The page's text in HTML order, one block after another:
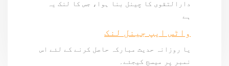
دارالتقوی کا چینل بنا ہوا، جس کا لنک یہ
ہے
واٹس ایپ جینل لنک
یا روزانہ حدیث مبارکہ حاصل کرنے کے لئے اس
نمبر پر میسج کیجئے۔